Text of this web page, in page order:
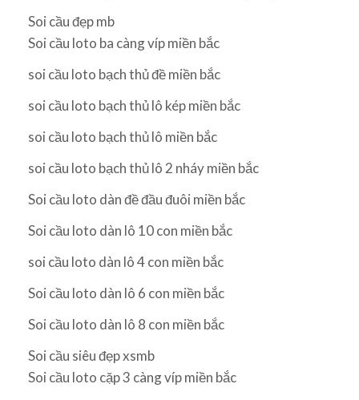
Soi cầu đẹp mb
Soi cầu loto ba càng víp miền bắc
soi cầu loto bạch thủ đề miền bắc
soi cầu loto bạch thủ lô kép miền bắc
soi cầu loto bạch thủ lô miền bắc
soi cầu loto bạch thủ lô 2 nháy miền bắc
Soi cầu loto dàn đề đầu đuôi miền bắc
Soi cầu loto dàn lô 10 con miền bắc
soi cầu loto dàn lô 4 con miền bắc
Soi cầu loto dàn lô 6 con miền bắc
Soi cầu loto dàn lô 8 con miền bắc
Soi cầu siêu đẹp xsmb
Soi cầu loto cặp 3 càng víp miền bắc